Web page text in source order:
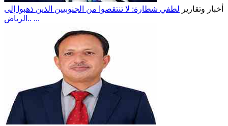
أخبار وتقارير لطفي شطارة: لا تنتقصوا من الجنوبيين الذين ذهبوا إلى
الرياض.. ...